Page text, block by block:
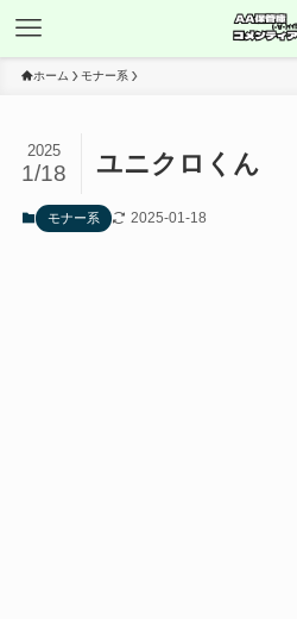
ホーム モナー系
ユニクロくん
2025
1/18
モナー系 2025-01-18